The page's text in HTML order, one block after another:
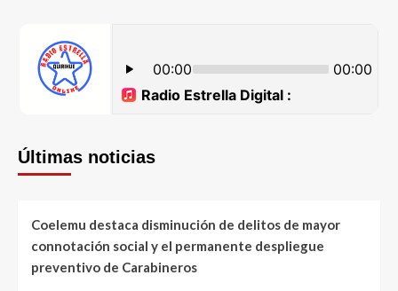
Últimas noticias
Coelemu destaca disminución de delitos de mayor
connotación social y el permanente despliegue
preventivo de Carabineros